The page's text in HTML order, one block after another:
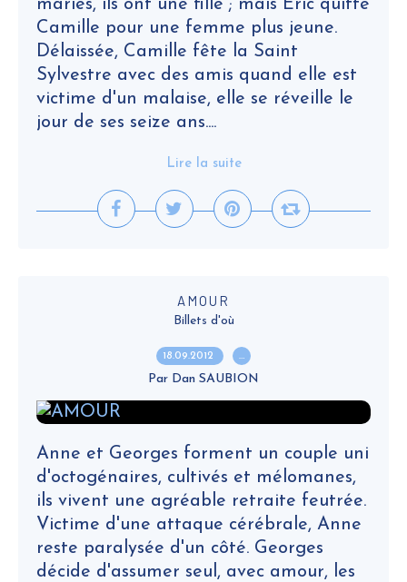
mariés, ils ont une fille ; mais Eric quitte
Camille pour une femme plus jeune.
Délaissée, Camille fête la Saint
Sylvestre avec des amis quand elle est
victime d'un malaise, elle se réveille le
jour de ses seize ans....
Lire la suite
AMOUR
Billets d'où
18.09.2012 …
Par Dan SAUBION
Anne et Georges forment un couple uni
d'octogénaires, cultivés et mélomanes,
ils vivent une agréable retraite feutrée.
Victime d'une attaque cérébrale, Anne
reste paralysée d'un côté. Georges
décide d'assumer seul, avec amour, les